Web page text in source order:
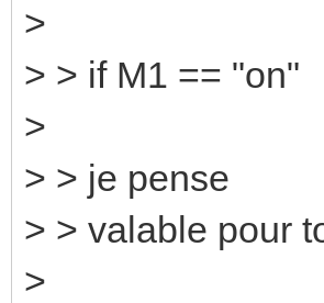
>
> > if M1 == "on"
>
> > je pense
> > valable pour
>